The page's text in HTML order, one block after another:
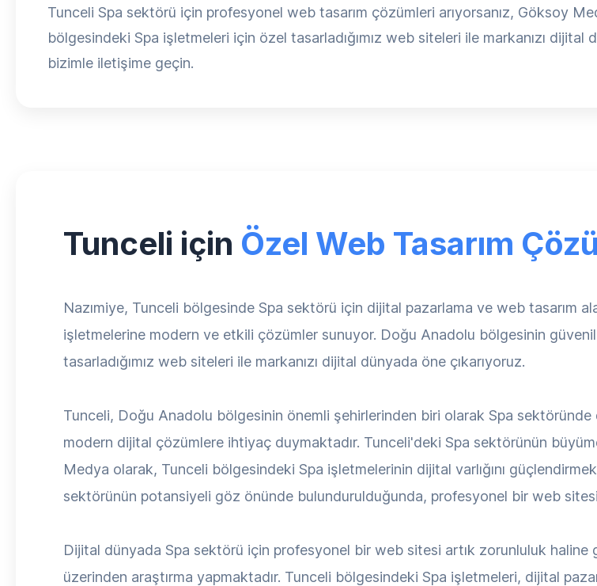
Tunceli Spa sektörü için profesyonel web tasarım çözümleri arıyorsanız, Göksoy
bölgesindeki Spa işletmeleri için özel tasarladığımız web siteleri ile markanızı
bizimle iletişime geçin.
Tunceli için Özel Web Tasarım
Nazımiye, Tunceli bölgesinde Spa sektörü için dijital pazarlama ve web tasarım
işletmelerine modern ve etkili çözümler sunuyor. Doğu Anadolu bölgesinin
tasarladığımız web siteleri ile markanızı dijital dünyada öne çıkarıyoruz.
Tunceli, Doğu Anadolu bölgesinin önemli şehirlerinden biri olarak Spa
modern dijital çözümlere ihtiyaç duymaktadır. Tunceli'deki Spa sektörünün
Medya olarak, Tunceli bölgesindeki Spa işletmelerinin dijital varlığını
sektörünün potansiyeli göz önünde bulundurulduğunda, profesyonel bir web
Dijital dünyada Spa sektörü için profesyonel bir web sitesi artık zorunluluk
üzerinden araştırma yapmaktadır. Tunceli bölgesindeki Spa işletmeleri, dijital